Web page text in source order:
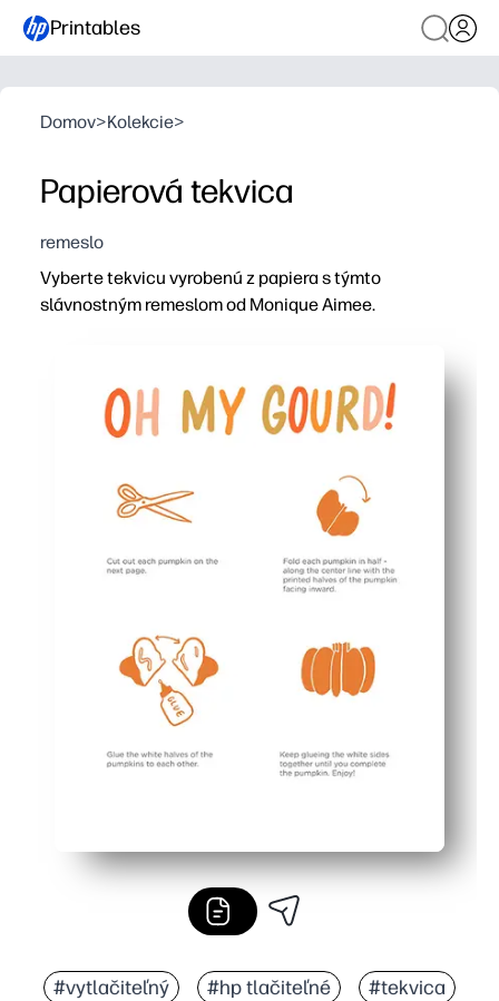
Printables
Domov>Kolekcie>
Papierová tekvica
remeslo
Vyberte tekvicu vyrobenú z papiera s týmto
slávnostným remeslom od Monique Aimee.
#vytlačiteľný #hp tlačiteľné #tekvica